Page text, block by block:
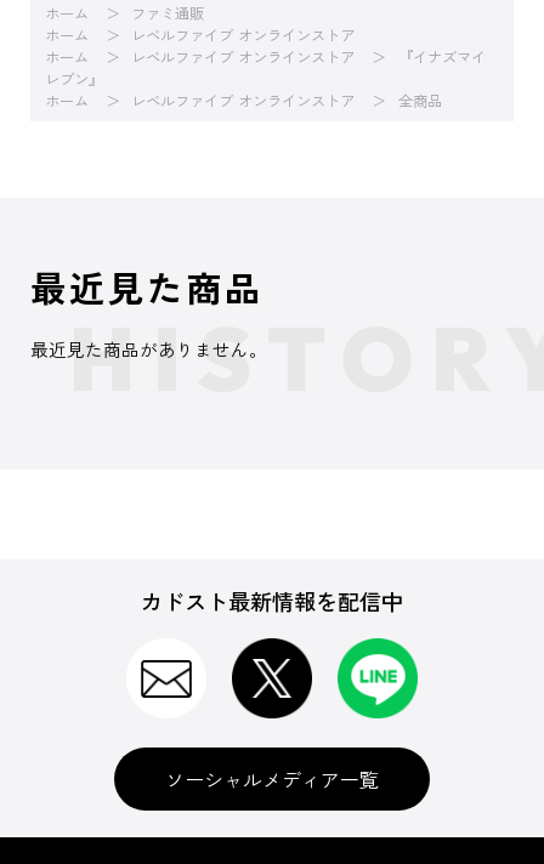
ホーム
ファミ通販
ホーム
レベルファイブ オンラインストア
ホーム
レベルファイブ オンラインストア
『イナズマイ
レブン』
ホーム
レベルファイブ オンラインストア 全商品
最近見た商品
最近見た商品がありません。
カドスト最新情報を配信中
ソーシャルメディア一覧